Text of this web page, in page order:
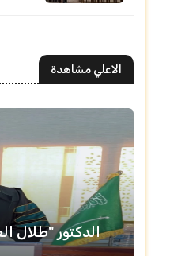
الاعلي مشاهدة
الدكتور "طلال